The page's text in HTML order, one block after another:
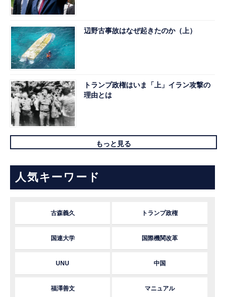
辺野古事故はなぜ起きたのか（上）
トランプ政権はいま「上」イラン攻撃の
理由とは
もっと見る
人気キーワード
古森義久 トランプ政権
国連大学 国際機関改革
UNU 中国
福澤善文 マニュアル